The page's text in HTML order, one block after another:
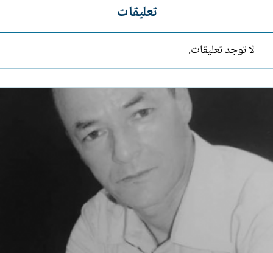
تعليقات
لا توجد تعليقات.